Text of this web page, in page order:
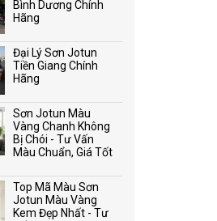
Bình Dương Chính
Hãng
Đại Lý Sơn Jotun
Tiền Giang Chính
Hãng
Sơn Jotun Màu
Vàng Chanh Không
Bị Chói - Tư Vấn
Màu Chuẩn, Giá Tốt
Top Mã Màu Sơn
Jotun Màu Vàng
Kem Đẹp Nhất - Tư